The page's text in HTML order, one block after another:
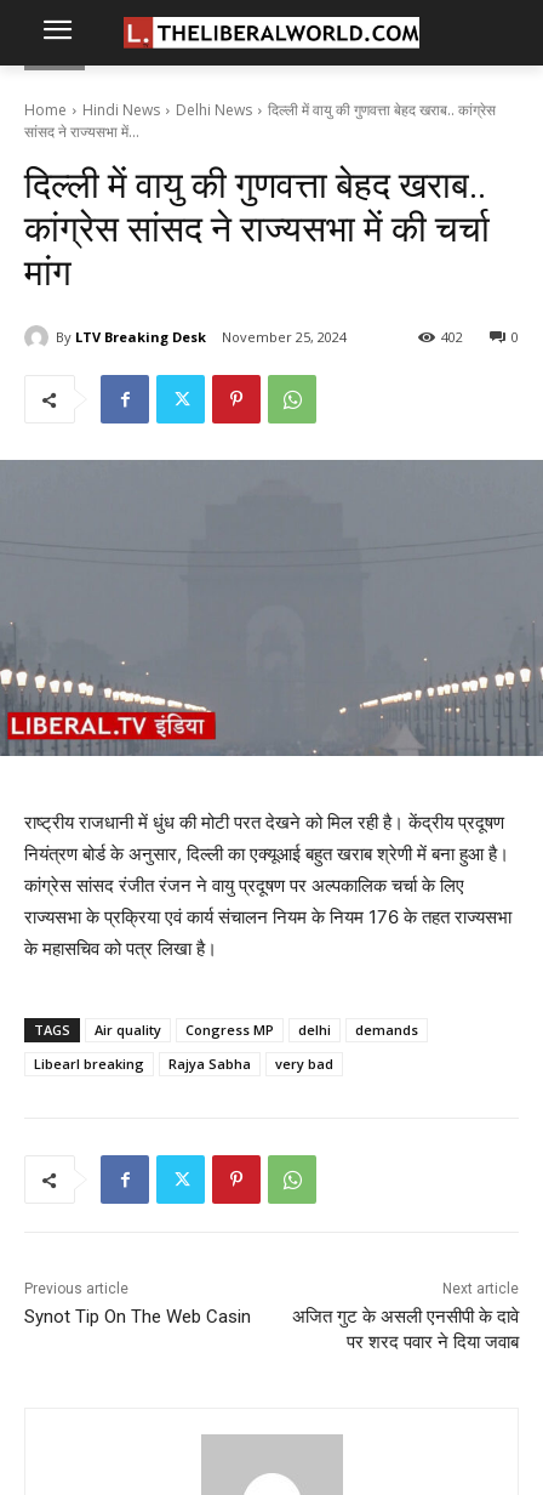
Home Hindi News Delhi News
दिल्ली में वायु की गुणवत्ता बेहद खराब.. कांग्रेस
सांसद ने राज्यसभा में...
दिल्ली में वायु की गुणवत्ता बेहद खराब..
कांग्रेस सांसद ने राज्यसभा में की चर्चा
मांग
By LTV Breaking Desk November 25, 2024 0
402
राष्ट्रीय राजधानी में धुंध की मोटी परत देखने को मिल रही है। केंद्रीय प्रदूषण
नियंत्रण बोर्ड के अनुसार, दिल्ली का एक्यूआई बहुत खराब श्रेणी में बना हुआ है।
कांग्रेस सांसद रंजीत रंजन ने वायु प्रदूषण पर अल्पकालिक चर्चा के लिए
राज्यसभा के प्रक्रिया एवं कार्य संचालन नियम के नियम 176 के तहत राज्यसभा
के महासचिव को पत्र लिखा है।
TAGS Air quality Congress MP delhi
demands
Libearl breaking
Rajya Sabha very bad
Previous article
Synot Tip On The Web Casin
Next article
अजित गुट के असली एनसीपी के दावे
पर शरद पवार ने दिया जवाब